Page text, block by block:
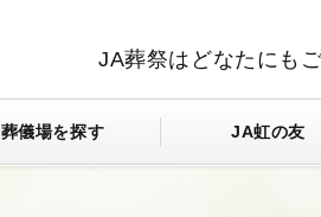
JA葬祭はどなたにも
葬儀場を探す JA虹の友